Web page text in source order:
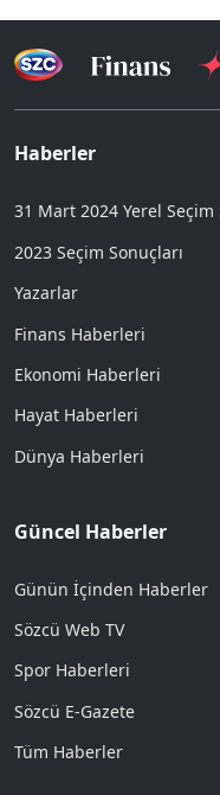
Haberler
31 Mart 2024 Yerel Seçim
2023 Seçim Sonuçları
Yazarlar
Finans Haberleri
Ekonomi Haberleri
Hayat Haberleri
Dünya Haberleri
Güncel Haberler
Günün İçinden Haberler
Sözcü Web TV
Spor Haberleri
Sözcü E-Gazete
Tüm Haberler